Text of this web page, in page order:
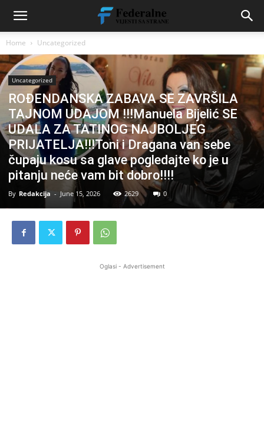
Home Uncategorized
Uncategorized
ROĐENDANSKA ZABAVA SE ZAVRŠILA
TAJNOM UDAJOM !!!Manuela Bijelić SE
UDALA ZA TATINOG NAJBOLJEG
PRIJATELJA!!!Toni i Dragana van sebe
čupaju kosu sa glave pogledajte ko je u
pitanju neće vam bit dobro!!!!
By Redakcija - June 15, 2026 2629 0
Oglasi - Advertisement